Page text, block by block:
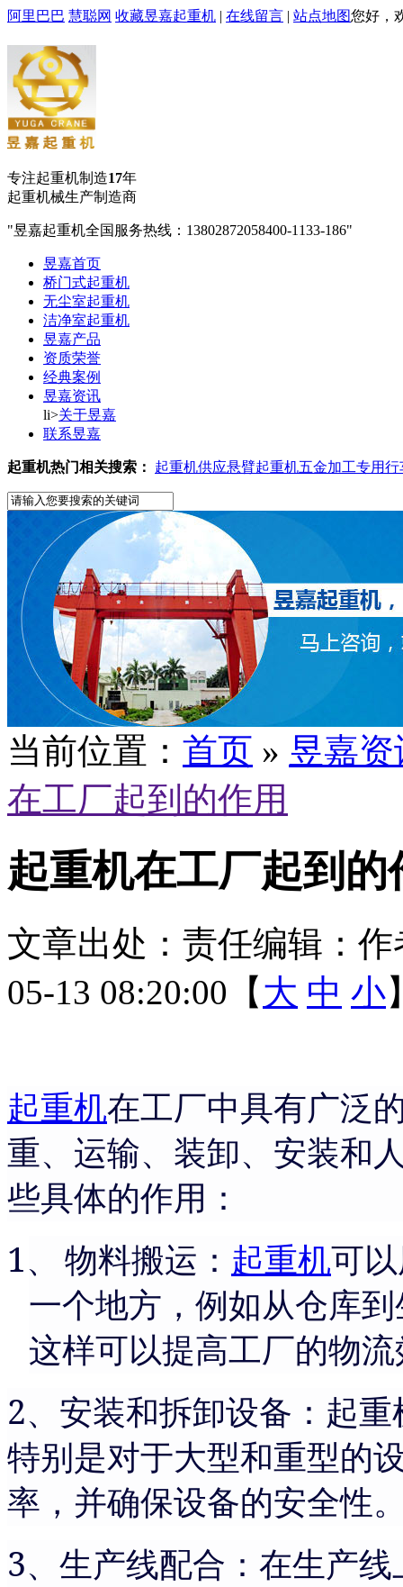
阿里巴巴 慧聪网 收藏昱嘉起重机 | 在线留言 | 站点地图您好，
专注起重机制造17年
起重机械生产制造商
昱嘉起重机全国服务热线：13802872058400-1133-186
昱嘉首页
桥门式起重机
无尘室起重机
洁净室起重机
昱嘉产品
资质荣誉
经典案例
昱嘉资讯
li>关于昱嘉
联系昱嘉
起重机热门相关搜索： 起重机供应悬臂起重机五金加工专用行
当前位置： 首页 » 昱嘉资
在工厂起到的作用
起重机在工厂起到的
文章出处： 责任编辑： 作
05-13 08:20:00【 大 中 小
起重机在工厂中具有广泛
重、运输、装卸、安装和
些具体的作用：
1、 物料搬运： 起重机可
一个地方，例如从仓库
这样可以提高工厂的物
2、安装和拆卸设备：起
特别是对于大型和重型的
率，并确保设备的安全性
3、生产线配合：在生产线